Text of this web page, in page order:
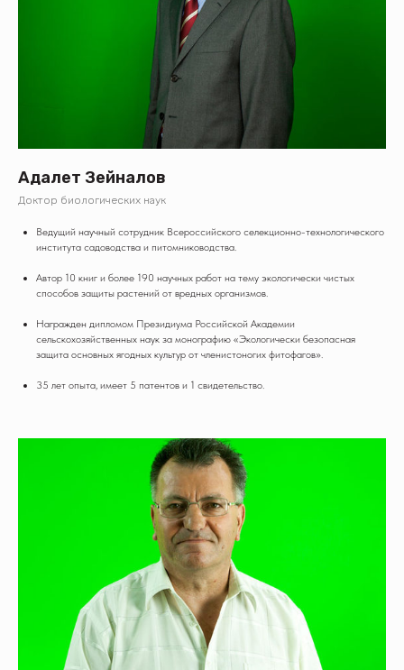
Адалет Зейналов
Доктор биологических наук
Ведущий научный сотрудник Всероссийского селекционно-технологического
института садоводства и питомниководства.
Автор 10 книг и более 190 научных работ на тему экологически чистых
способов защиты растений от вредных организмов.
Награжден дипломом Президиума Российской Академии
сельскохозяйственных наук за монографию «Экологически безопасная
защита основных ягодных культур от членистоногих фитофагов».
35 лет опыта, имеет 5 патентов и 1 свидетельство.